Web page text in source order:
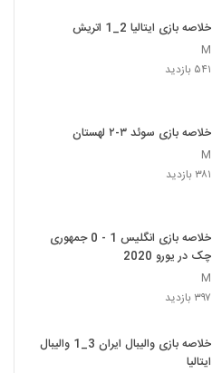
خلاصه بازی ایتالیا 2_1 اتريش
M
۵۴۱ بازدید
خلاصه بازی سوئد ۳-۲ لهستان
M
۳۸۱ بازدید
خلاصه بازی انگلیس 1 - 0 جمهوری
چک در یورو 2020
M
۳۹۷ بازدید
خلاصه بازی والیبال ایران 3_1 والیبال
ایتالیا